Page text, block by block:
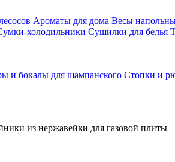
Ароматы для дома Весы
холодильники Сушилки для белья
и бокалы для шампанского Стопки и
из нержавейки для газовой плиты